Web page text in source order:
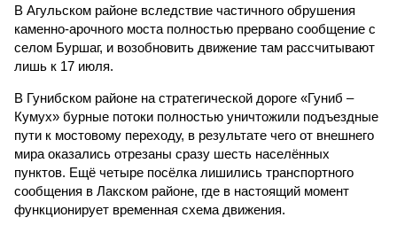
В Агульском районе вследствие частичного обрушения
каменно-арочного моста полностью прервано сообщение с
селом Буршаг, и возобновить движение там рассчитывают
лишь к 17 июля.
В Гунибском районе на стратегической дороге «Гуниб –
Кумух» бурные потоки полностью уничтожили подъездные
пути к мостовому переходу, в результате чего от внешнего
мира оказались отрезаны сразу шесть населённых
пунктов. Ещё четыре посёлка лишились транспортного
сообщения в Лакском районе, где в настоящий момент
функционирует временная схема движения.